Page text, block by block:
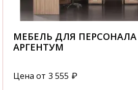
МЕБЕЛЬ ДЛЯ ПЕРСОНАЛА
АРГЕНТУМ
Цена от 3 555 ₽